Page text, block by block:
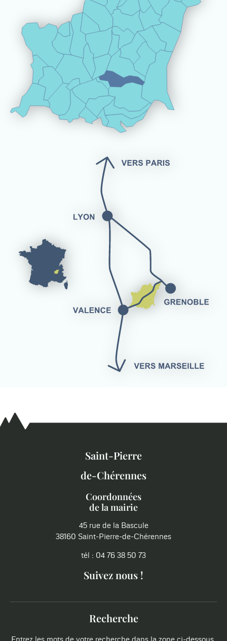
Saint-Pierre
de-Chérennes
Coordonnées
de la mairie
45 rue de la Bascule
38160 Saint-Pierre-de-Chérennes
tél : 04 76 38 50 73
Suivez nous !
Recherche